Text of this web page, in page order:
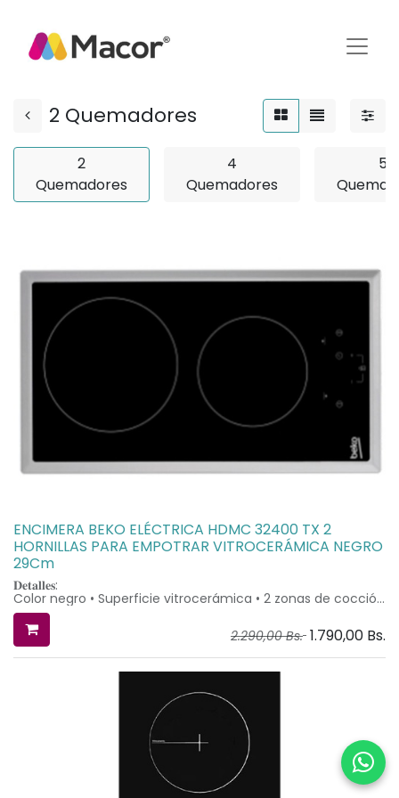
2 Quemadores
2
Quemadores
4
Quemadores
5
ENCIMERA BEKO ELÉCTRICA HDMC 32400 TX 2
HORNILLAS PARA EMPOTRAR VITROCERÁMICA NEGRO
29Cm
𝐃𝐞𝐭𝐚𝐥𝐥𝐞𝐬:
Color negro • Superficie vitrocerámica • 2 zonas de cocción
• bloqueo de panel de programación • control “touch”
digital • 9 niveles de cocción • temporizador para mayor
precisión.
𝐃𝐢𝐦𝐞𝐧𝐬𝐢𝐨𝐧𝐞𝐬 𝐞𝐱𝐭𝐞𝐫𝐧𝐚𝐬:
𝐃𝐢𝐦𝐞𝐧𝐬𝐢𝐨𝐧𝐞𝐬 𝐢𝐧𝐭𝐞𝐫𝐧𝐚𝐬, 𝐩𝐚𝐫𝐚 𝐞𝐦𝐩𝐨𝐭𝐫𝐚𝐫:
Asistencia técnica y repuestos originales provistos por
Entregas en eje central entre 24 y 48 horas
2.290,00Bs. 1.790,00 Bs.